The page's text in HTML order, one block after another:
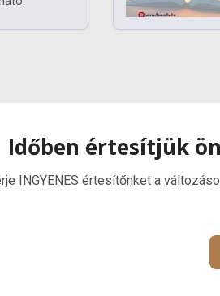
Időben értesítjük
INGYENES értesítőnket a